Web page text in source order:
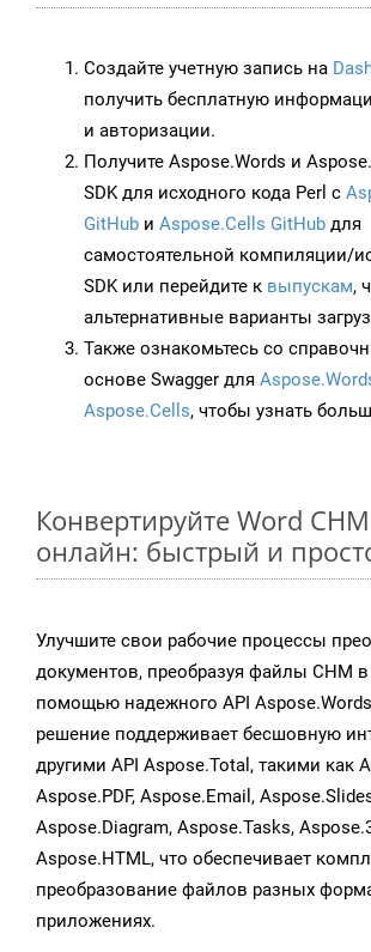
Создайте учетную запись на
получить бесплатную
и авторизации.
Получите Aspose.Words и
SDK для исходного кода Perl с
GitHub и Aspose.Cells GitHub для
самостоятельной компиляции/
SDK или перейдите к выпускам,
альтернативные варианты
Также ознакомьтесь со
основе Swagger для
Aspose.Cells, чтобы узнать
Конвертируйте Word
онлайн: быстрый и
Улучшите свои рабочие процессы
документов, преобразуя файлы CHM
помощью надежного API
решение поддерживает бесшовную
другими API Aspose.Total, такими как
Aspose.PDF, Aspose.Email,
Aspose.Diagram, Aspose.Tasks,
Aspose.HTML, что обеспечивает
преобразование файлов разных
приложениях.